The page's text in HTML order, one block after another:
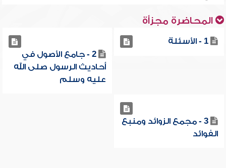
المحاضرة مجزأة
1 - الأسئلة
2 - جامع الأصول في
أحاديث الرسول صلى الله
عليه وسلم
3 - مجمع الزوائد ومنبع
الفوائد